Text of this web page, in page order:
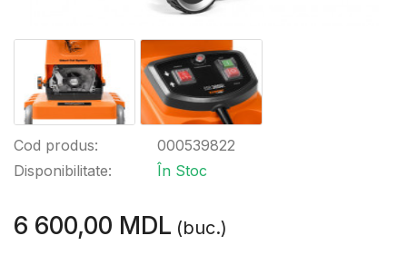
Cod produs:
Disponibilitate:
000539822
În Stoc
6 600,00 MDL (buc.)